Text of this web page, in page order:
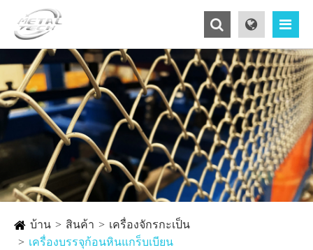
บ้าน สินค้า
เครื่องจักรกะเป็น
เครื่องบรรจุก้อนหินแกร็บเบียน